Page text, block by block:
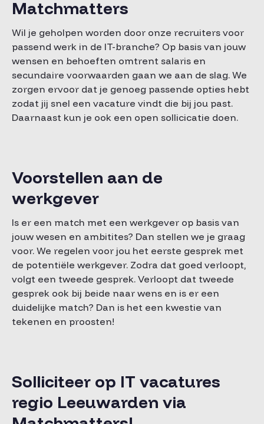
Matchmatters
Wil je geholpen worden door onze recruiters voor
passend werk in de IT-branche? Op basis van jouw
wensen en behoeften omtrent salaris en
secundaire voorwaarden gaan we aan de slag. We
zorgen ervoor dat je genoeg passende opties hebt
zodat jij snel een vacature vindt die bij jou past.
Daarnaast kun je ook een open sollicicatie doen.
Voorstellen aan de
werkgever
Is er een match met een werkgever op basis van
jouw wesen en ambitites? Dan stellen we je graag
voor. We regelen voor jou het eerste gesprek met
de potentiële werkgever. Zodra dat goed verloopt,
volgt een tweede gesprek. Verloopt dat tweede
gesprek ook bij beide naar wens en is er een
duidelijke match? Dan is het een kwestie van
tekenen en proosten!
Solliciteer op IT vacatures
regio Leeuwarden via